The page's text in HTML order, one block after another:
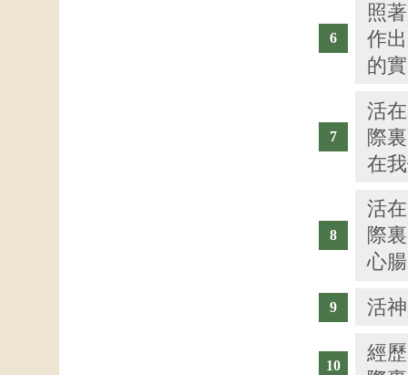
照
作
的
活
際
在
活
際
心
活
經